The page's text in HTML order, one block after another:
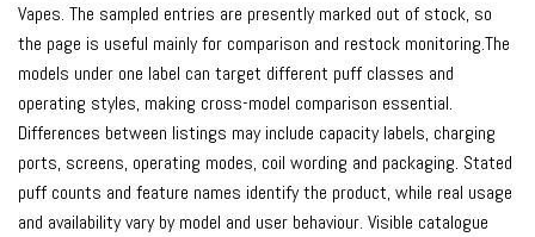
Vapes. The sampled entries are presently marked out of stock, so
the page is useful mainly for comparison and restock monitoring.The
models under one label can target different puff classes and
operating styles, making cross-model comparison essential.
Differences between listings may include capacity labels, charging
ports, screens, operating modes, coil wording and packaging. Stated
puff counts and feature names identify the product, while real usage
and availability vary by model and user behaviour. Visible catalogue